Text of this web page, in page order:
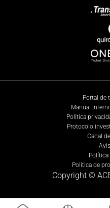
Portal de
Manual
Política
Protocolo
Canal
Política
Política de
Copyright ©